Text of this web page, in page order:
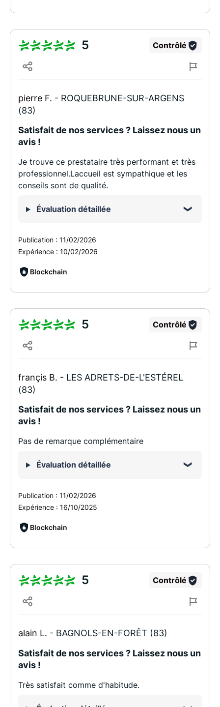
5 Contrôlé
pierre F. - ROQUEBRUNE-SUR-ARGENS
(83)
Satisfait de nos services ? Laissez nous un
avis !
Je trouve ce prestataire très performant et très
professionnel.Laccueil est sympathique et les
conseils sont de qualité.
Évaluation détaillée
Publication : 11/02/2026
Expérience : 10/02/2026
Blockchain
5 Contrôlé
françis B. - LES ADRETS-DE-L'ESTÉREL
(83)
Satisfait de nos services ? Laissez nous un
avis !
Pas de remarque complémentaire
Évaluation détaillée
Publication : 11/02/2026
Expérience : 16/10/2025
Blockchain
5 Contrôlé
alain L. - BAGNOLS-EN-FORÊT (83)
Satisfait de nos services ? Laissez nous un
avis !
Très satisfait comme d'habitude.